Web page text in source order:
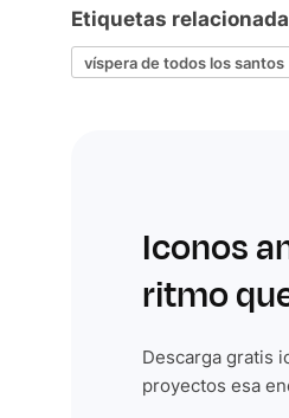
Etiquetas
víspera de todos los santos
Iconos
ritmo
Descarga gratis
proyectos esa